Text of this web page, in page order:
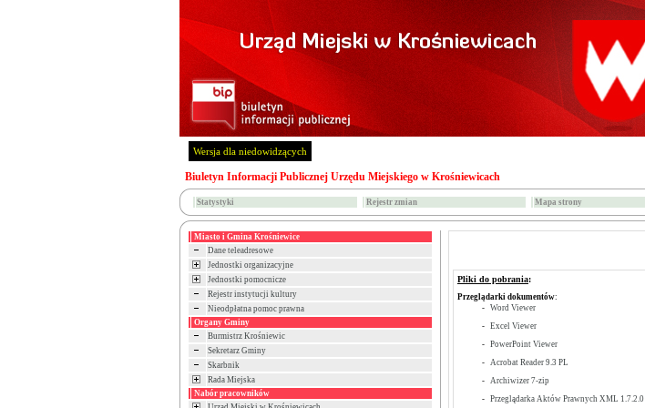
Wersja dla niedowidzących
Biuletyn Informacji Publicznej Urzędu Miejskiego w Krośniewicach
Statystyki Rejestr zmian Mapa strony
Miasto i Gmina Krośniewice
Dane teleadresowe
Jednostki organizacyjne
Jednostki pomocnicze
Rejestr instytucji kultury
Nieodpłatna pomoc prawna
Organy Gminy
Burmistrz Krośniewic
Sekretarz Gminy
Skarbnik
Rada Miejska
Nabór pracowników
Pliki do pobrania:
Przeglądarki dokumentów:
- Word Viewer
- Excel Viewer
- PowerPoint Viewer
- Acrobat Reader 9.3 PL
- Archiwizer 7-zip
- Przeglądarka Aktów Prawnych XML 1.7.2.0